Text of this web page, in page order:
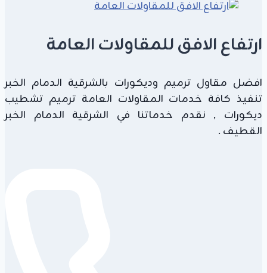
هناجر
2026
ارتفاع الافق للمقاولات العامة
افضل مقاول ترميم وديكورات بالشرقية الدمام الخبر
تنفيذ كافة خدمات المقاولات العامة ترميم تشطيب
ديكورات , نقدم خدماتنا في الشرقية الدمام الخبر
القطيف .